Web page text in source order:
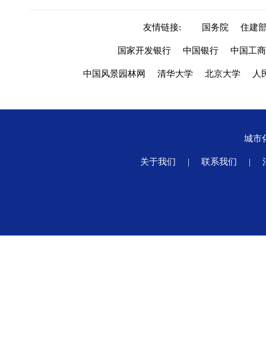
友情链接: 国务院 住建
国家开发银行 中国银行 中国工
中国风景园林网 清华大学 北京大学 人
城市
关于我们 | 联系我们 |